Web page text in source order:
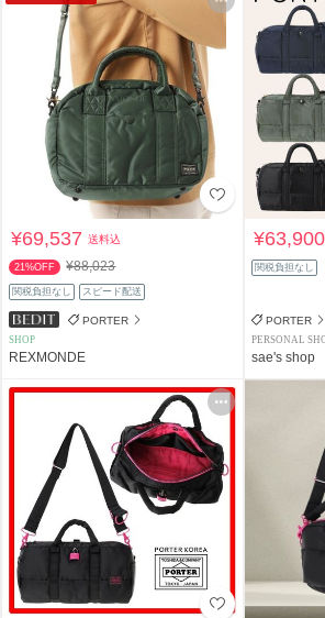
¥69,537送料込
21%OFF ¥88,023
関税負担なし スピード配送
PORTER
SHOP
REXMONDE
関税負担なし
PORTER
PERSONAL
sae's shop